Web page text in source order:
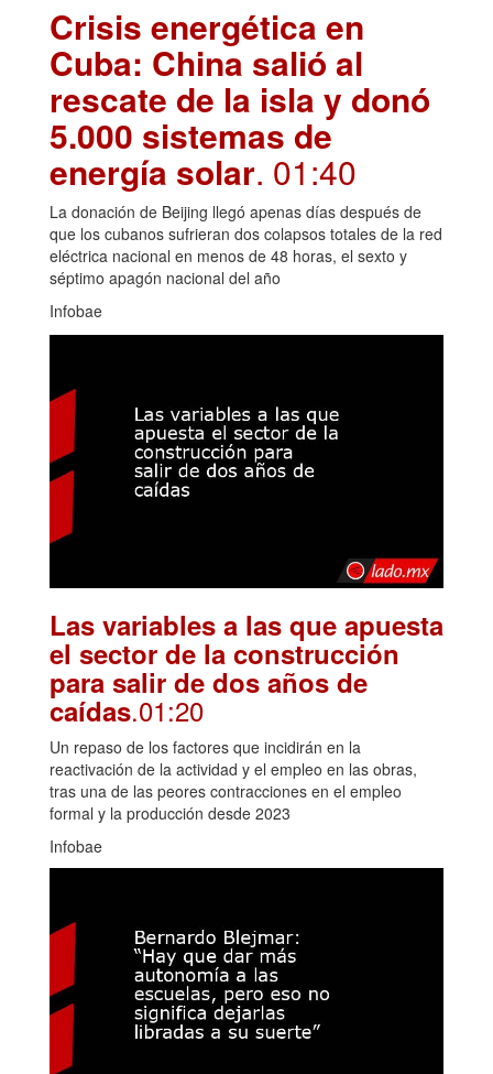
Crisis energética en
Cuba: China salió al
rescate de la isla y donó
5.000 sistemas de
energía solar. 01:40
La donación de Beijing llegó apenas días después de
que los cubanos sufrieran dos colapsos totales de la red
eléctrica nacional en menos de 48 horas, el sexto y
séptimo apagón nacional del año
Infobae
Las variables a las que apuesta
el sector de la construcción
para salir de dos años de
caídas.01:20
Un repaso de los factores que incidirán en la
reactivación de la actividad y el empleo en las obras,
tras una de las peores contracciones en el empleo
formal y la producción desde 2023
Infobae